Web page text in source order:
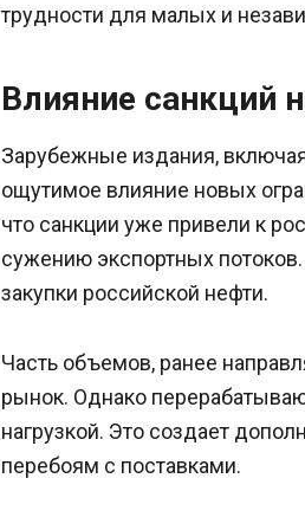
трудности для малых и
Влияние санкций
Зарубежные издания,
ощутимое влияние новых
что санкции уже привели к
сужению экспортных
закупки российской нефти.
Часть объемов, ранее
рынок. Однако
нагрузкой. Это создает
перебоям с поставками.